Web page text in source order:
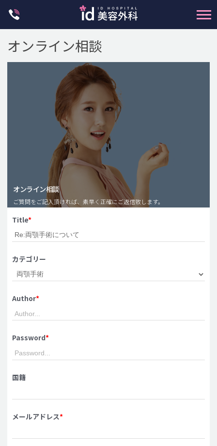
脂肪注入(アンチエイジング)
豊胸手術・バストアップ
プチ整形
脂肪吸引 (大容量)
idニュース
病院紹介
安全整形
ご相談のお問い合わせ
オンライン相談
オンライン相談
ご質問をご記入頂ければ、素早く正確にご返信致します。
Title*
カテゴリー
Author*
Password*
国籍
メールアドレス*